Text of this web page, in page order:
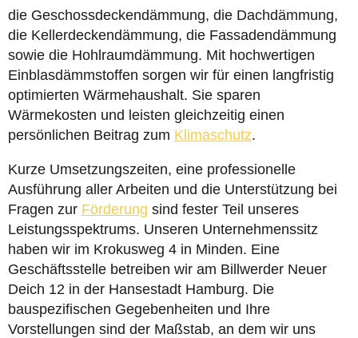
die Geschossdeckendämmung, die Dachdämmung,
die Kellerdeckendämmung, die Fassadendämmung
sowie die Hohlraumdämmung. Mit hochwertigen
Einblasdämmstoffen sorgen wir für einen langfristig
optimierten Wärmehaushalt. Sie sparen
Wärmekosten und leisten gleichzeitig einen
persönlichen Beitrag zum Klimaschutz.
Kurze Umsetzungszeiten, eine professionelle
Ausführung aller Arbeiten und die Unterstützung bei
Fragen zur Förderung sind fester Teil unseres
Leistungsspektrums. Unseren Unternehmenssitz
haben wir im Krokusweg 4 in Minden. Eine
Geschäftsstelle betreiben wir am Billwerder Neuer
Deich 12 in der Hansestadt Hamburg. Die
bauspezifischen Gegebenheiten und Ihre
Vorstellungen sind der Maßstab, an dem wir uns